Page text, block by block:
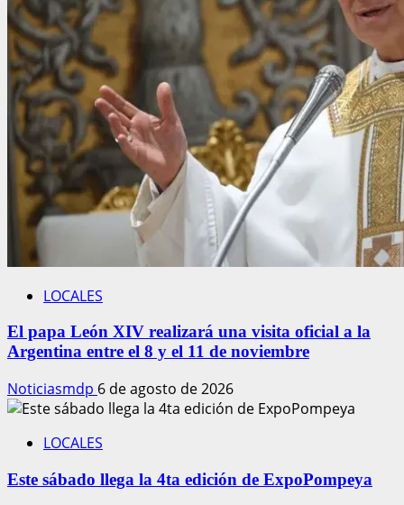
LOCALES
El papa León XIV realizará una visita oficial a la
Argentina entre el 8 y el 11 de noviembre
Noticiasmdp 6 de agosto de 2026
LOCALES
Este sábado llega la 4ta edición de ExpoPompeya